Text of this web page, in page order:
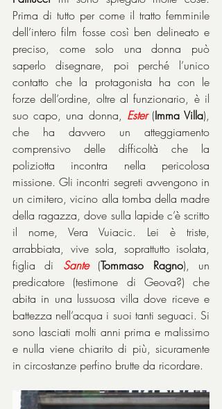
Prima di tutto per come il tratto femminile
dell’intero film fosse così ben delineato e
preciso, come solo una donna può
saperlo disegnare, poi perché l’unico
contatto che la protagonista ha con le
forze dell’ordine, oltre al funzionario, è il
suo capo, una donna, Ester (Imma Villa),
che ha davvero un atteggiamento
comprensivo delle difficoltà che la
poliziotta incontra nella pericolosa
missione. Gli incontri segreti avvengono in
un cimitero, vicino alla tomba della madre
della ragazza, dove sulla lapide c’è scritto
il nome, Vera Vuiacic. Lei è triste,
arrabbiata, vive sola, soprattutto isolata,
figlia di
Sante (Tommaso Ragno), un
predicatore (testimone di Geova?) che
abita in una lussuosa villa dove riceve e
battezza nell’acqua i suoi tanti seguaci. Si
sono lasciati molti anni prima e malissimo
e nulla viene chiarito di più, sicuramente
in circostanze perfino brutte da ricordare.